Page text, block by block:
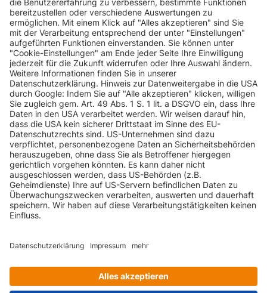
INFORMATIONEN
KUNDENSERVICE
INFORMATIONEN
ZAHLUNGSARTEN
KONTAKT
GEPRÜFTE QUALITÄT
VERSANDARTEN